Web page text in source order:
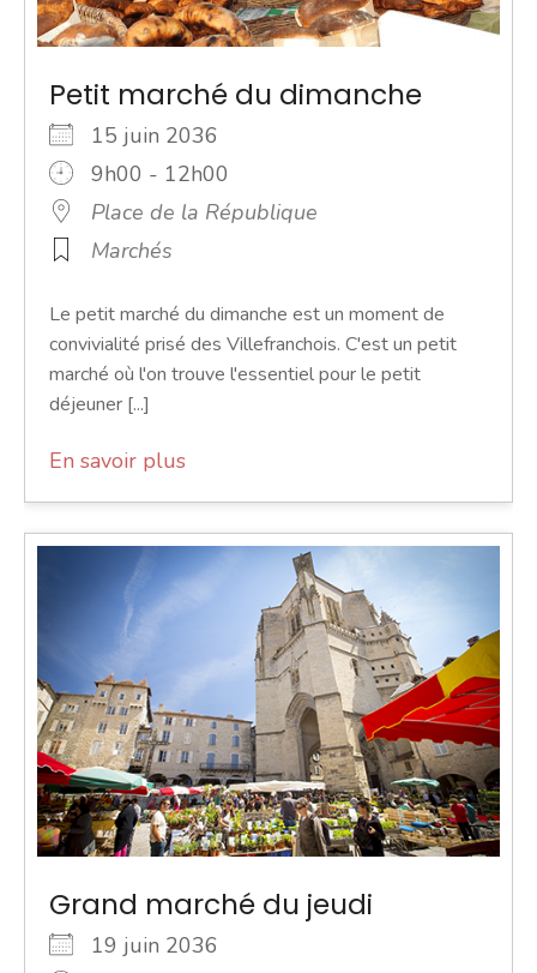
Petit marché du dimanche
15 juin 2036
9h00 - 12h00
Place de la République
Marchés
Le petit marché du dimanche est un moment de
convivialité prisé des Villefranchois. C'est un petit
marché où l'on trouve l'essentiel pour le petit
déjeuner [...]
En savoir plus
Grand marché du jeudi
19 juin 2036